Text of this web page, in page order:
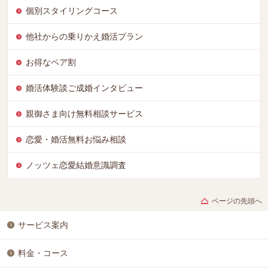
個別スタイリングコース
他社からの乗りかえ婚活プラン
お得なペア割
婚活体験談ご成婚インタビュー
親御さま向け無料相談サービス
恋愛・婚活無料お悩み相談
ノッツェ恋愛結婚意識調査
ページの先頭へ
サービス案内
料金・コース